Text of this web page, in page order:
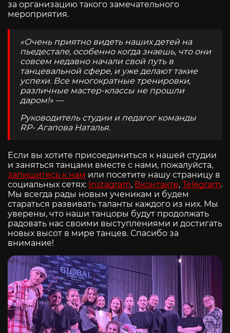
за организацию такого замечательного
мероприятия.
«Очень приятно видеть наших детей на
пьедестале, особенно когда знаешь, что они
совсем недавно начали свой путь в
танцевальной сфере, и уже делают такие
успехи. Все многократные тренировки,
различные мастер-классы не прошли
даром!» —
Руководитель студии и педагог команды
RP- Агапова Наталья.
Если вы хотите присоединиться к нашей студии
и заняться танцами вместе с нами, пожалуйста,
запишитесь к нам или посетите нашу страницу в
социальных сетях: Instagram, Вконтакте, Telegram.
Мы всегда рады новым ученикам и будем
стараться развивать таланты каждого из них. Мы
уверены, что наши танцоры будут продолжать
радовать нас своими выступлениями и достигать
новых высот в мире танцев. Спасибо за
внимание!